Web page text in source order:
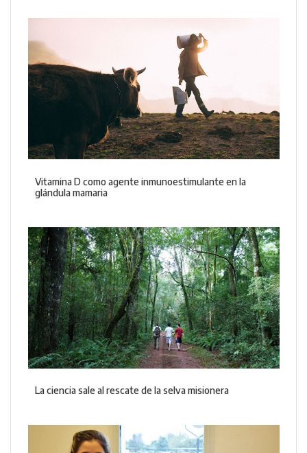
Vitamina D como agente inmunoestimulante en la
glándula mamaria
La ciencia sale al rescate de la selva misionera